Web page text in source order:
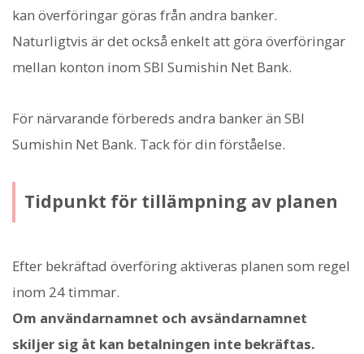
kan överföringar göras från andra banker.
Naturligtvis är det också enkelt att göra överföringar
mellan konton inom SBI Sumishin Net Bank.
För närvarande förbereds andra banker än SBI
Sumishin Net Bank. Tack för din förståelse.
Tidpunkt för tillämpning av planen
Efter bekräftad överföring aktiveras planen som regel
inom 24 timmar.
Om användarnamnet och avsändarnamnet
skiljer sig åt kan betalningen inte bekräftas.